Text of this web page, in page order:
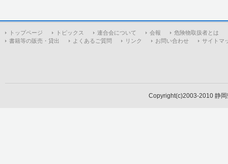
トップページ トピックス 連合会について 会報
危険物取扱者とは
書籍等の販売・貸出
よくあるご質問 リンク お問い合わせ サイトマ
Copyright(c)2003-2010 静